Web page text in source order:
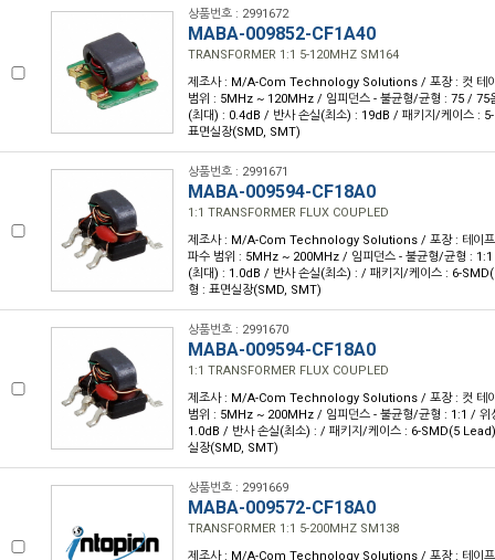
상품번호 : 2991672
MABA-009852-CF1A40
TRANSFORMER 1:1 5-120MHZ SM164
제조사 : M/A-Com Technology Solutions / 포장 : 컷 테
범위 : 5MHz ~ 120MHz / 임피던스 - 불균형/균형 : 75 / 75
(최대) : 0.4dB / 반사 손실(최소) : 19dB / 패키지/케이스 :
표면실장(SMD, SMT)
상품번호 : 2991671
MABA-009594-CF18A0
1:1 TRANSFORMER FLUX COUPLED
제조사 : M/A-Com Technology Solutions / 포장 : 테이
파수 범위 : 5MHz ~ 200MHz / 임피던스 - 불균형/균형 :
(최대) : 1.0dB / 반사 손실(최소) : / 패키지/케이스 : 6-
형 : 표면실장(SMD, SMT)
상품번호 : 2991670
MABA-009594-CF18A0
1:1 TRANSFORMER FLUX COUPLED
제조사 : M/A-Com Technology Solutions / 포장 : 컷 테
범위 : 5MHz ~ 200MHz / 임피던스 - 불균형/균형 : 1:1 / 위
1.0dB / 반사 손실(최소) : / 패키지/케이스 : 6-SMD(5
실장(SMD, SMT)
상품번호 : 2991669
MABA-009572-CF18A0
TRANSFORMER 1:1 5-200MHZ SM138
제조사 : M/A-Com Technology Solutions / 포장 : 테이